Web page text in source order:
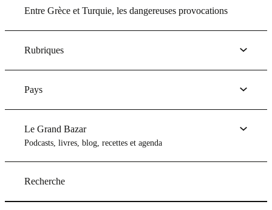
Entre Grèce et Turquie, les dangereuses provocations
Rubriques
Pays
Le Grand Bazar
Podcasts, livres, blog, recettes et agenda
Recherche